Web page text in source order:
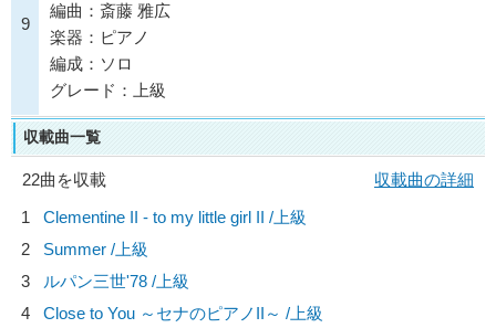
9
編曲：斎藤 雅広
楽器：ピアノ
編成：ソロ
グレード：上級
収載曲一覧
22曲を収載
収載曲の詳細
1
Clementine II - to my little girl II /上級
2
Summer /上級
3
ルパン三世'78 /上級
4
Close to You ～セナのピアノII～ /上級